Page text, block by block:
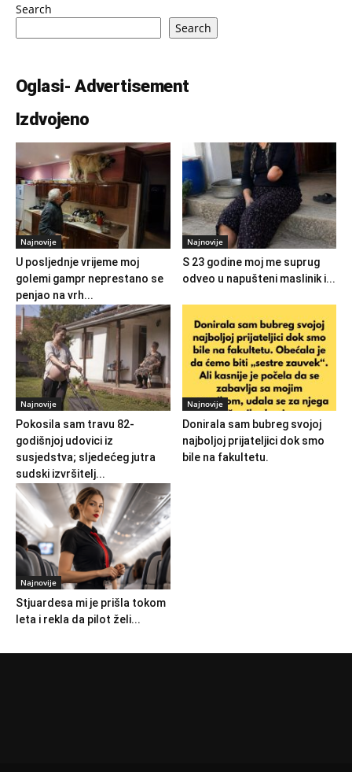
Search
Search
Oglasi- Advertisement
Izdvojeno
Najnovije
U posljednje vrijeme moj
golemi gampr neprestano se
penjao na vrh...
Najnovije
S 23 godine moj me suprug
odveo u napušteni maslinik i...
Najnovije
Pokosila sam travu 82-
godišnjoj udovici iz
susjedstva; sljedećeg jutra
sudski izvršitelj...
Najnovije
Donirala sam bubreg svojoj
najboljoj prijateljici dok smo
bile na fakultetu.
Najnovije
Stjuardesa mi je prišla tokom
leta i rekla da pilot želi...